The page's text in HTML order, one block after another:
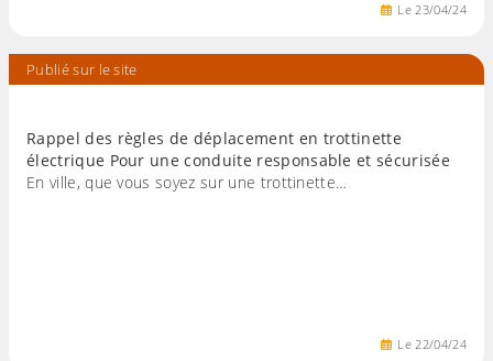
Le23/04/24
Publié sur le site
Rappel des règles de déplacement en trottinette
électrique Pour une conduite responsable et sécurisée
En ville, que vous soyez sur une trottinette…
Le22/04/24